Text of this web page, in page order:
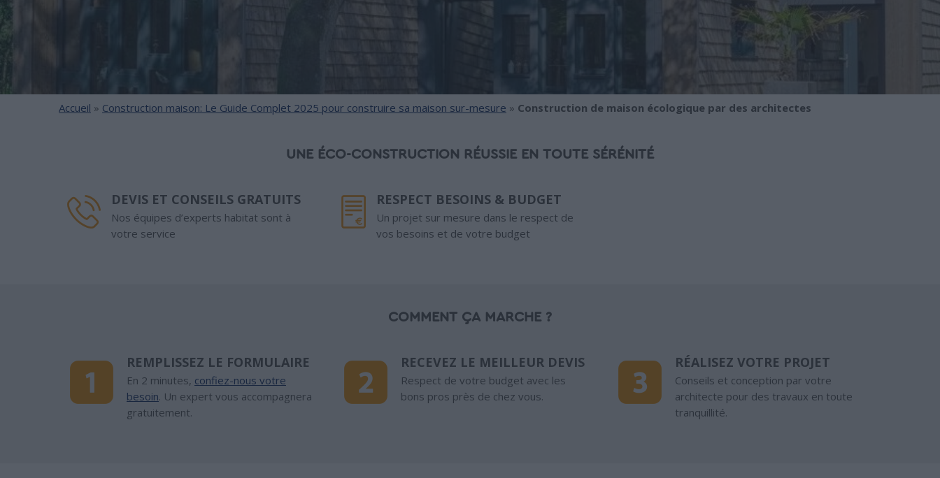
Accueil » Construction maison: Le Guide Complet 2025 pour construire sa maison sur-mesure » Construction de maison écologique par des architectes
UNE ÉCO-CONSTRUCTION RÉUSSIE EN TOUTE SÉRÉNITÉ
DEVIS ET CONSEILS GRATUITS
Nos équipes d’experts habitat sont à
votre service
RESPECT BESOINS & BUDGET
Un projet sur mesure dans le respect de
vos besoins et de votre budget
COMMENT ÇA MARCHE ?
REMPLISSEZ LE FORMULAIRE
En 2 minutes, confiez-nous votre
besoin. Un expert vous accompagnera
gratuitement.
RECEVEZ LE MEILLEUR DEVIS
Respect de votre budget avec les
bons pros près de chez vous.
RÉALISEZ VOTRE PROJET
Conseils et conception par votre
architecte pour des travaux en toute
tranquillité.